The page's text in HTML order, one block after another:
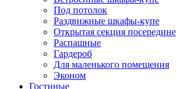
Под потолок
Раздвижные шкафы-купе
Открытая секция посередине
Распашные
Гардероб
Для маленького помещения
Эконом
Гостиные